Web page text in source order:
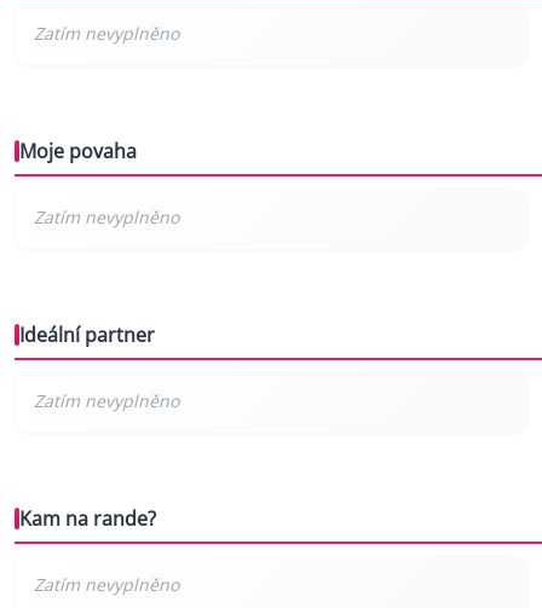
Moje povaha
Ideální partner
Kam na rande?